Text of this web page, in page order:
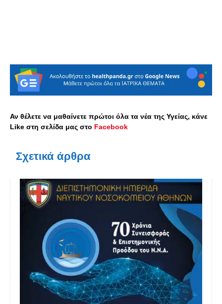
Αν θέλετε να μαθαίνετε πρώτοι όλα τα νέα της Υγείας, κάνε
Like στη σελίδα μας στο Facebook
Σχετικά άρθρα